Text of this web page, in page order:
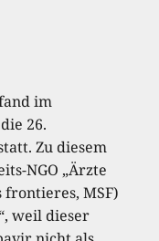
im
26.
Zu diesem
NGO „Ärzte
frontieres, MSF)
weil dieser